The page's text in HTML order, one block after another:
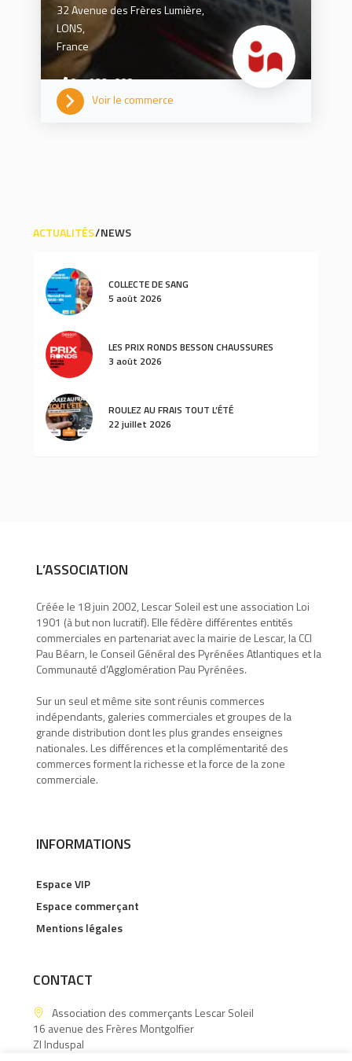
32 Avenue des Frères Lumière,
LONS,
France
0559324668
Voir le commerce
ACTUALITÉS NEWS
COLLECTE DE SANG
5 août 2026
LES PRIX RONDS BESSON CHAUSSURES
3 août 2026
ROULEZ AU FRAIS TOUT L’ÉTÉ
22 juillet 2026
L’ASSOCIATION
Créée le 18 juin 2002, Lescar Soleil est une association Loi
1901 (à but non lucratif). Elle fédère différentes entités
commerciales en partenariat avec la mairie de Lescar, la CCI
Pau Béarn, le Conseil Général des Pyrénées Atlantiques et la
Communauté d’Agglomération Pau Pyrénées.
Sur un seul et même site sont réunis commerces
indépendants, galeries commerciales et groupes de la
grande distribution dont les plus grandes enseignes
nationales. Les différences et la complémentarité des
commerces forment la richesse et la force de la zone
commerciale.
INFORMATIONS
Espace VIP
Espace commerçant
Mentions légales
CONTACT
Association des commerçants Lescar Soleil
16 avenue des Frères Montgolfier
ZI Induspal